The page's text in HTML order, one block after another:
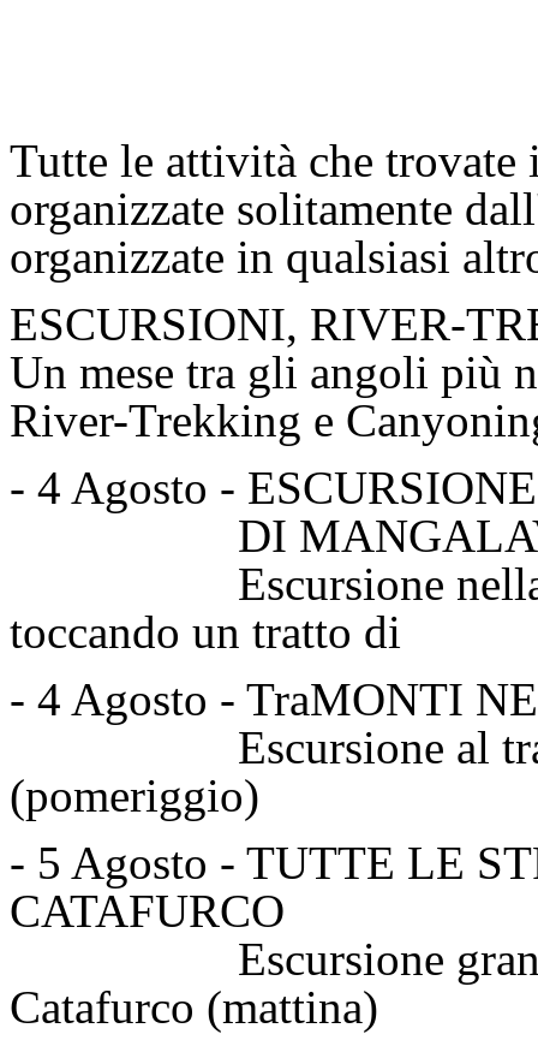
Tutte le attività che trovate
organizzate solitamente
organizzate in qualsiasi
ESCURSIONI, RIVER-
Un mese tra gli angoli più
River-Trekking e
- 4 Agosto -
DI
Escursione nella
toccando un
- 4 Agosto - TraMONTI
Escursione al
(pomeriggio)
- 5 Agosto - TUTTE LE
CATAFURCO
Escursione grande
Catafurco (mattina)